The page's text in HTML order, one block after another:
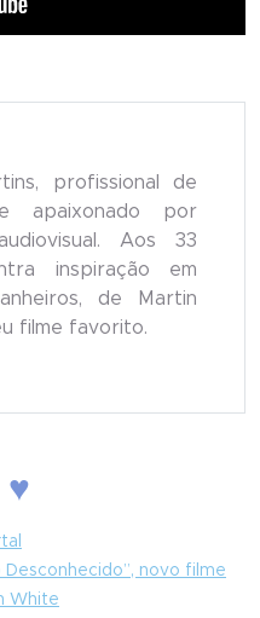
profissional de
apaixonado por
Aos 33
inspiração em
de Martin
filme favorito.
♥
novo filme
White